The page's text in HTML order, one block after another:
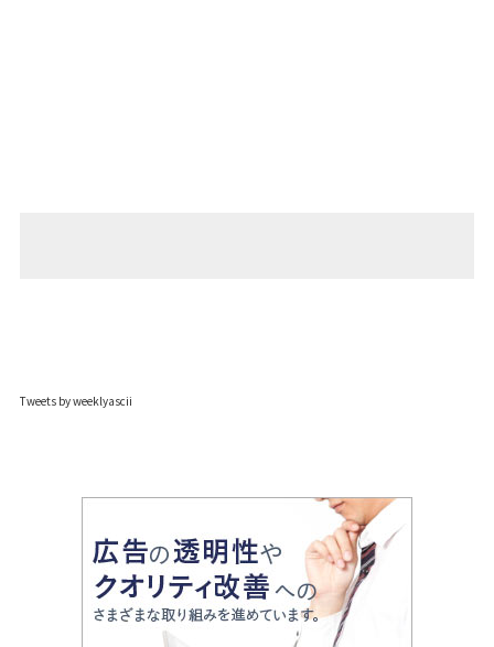
Tweets by weeklyascii